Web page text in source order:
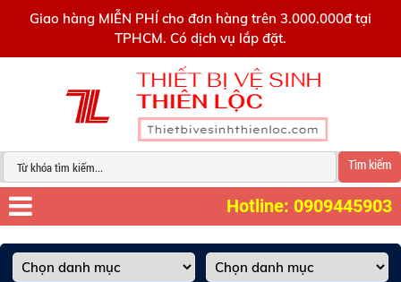
Giao hàng MIỄN PHÍ cho đơn hàng trên 3.000.000đ tại
TPHCM. Có dịch vụ lắp đặt.
Tìm kiếm
Hotline: 0909445903
0909445903